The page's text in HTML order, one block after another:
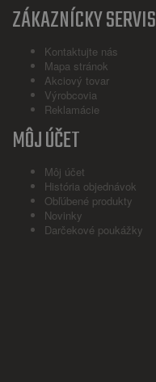
ZÁKAZNÍCKY SERVIS
Kontaktujte nás
Mapa stránok
Akciový tovar
Výrobcovia
Reklamácie
MÔJ ÚČET
Môj účet
História objednávok
Obľúbené produkty
Novinky
Darčekové poukážky